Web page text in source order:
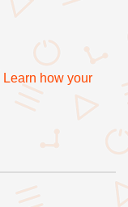
Learn how your